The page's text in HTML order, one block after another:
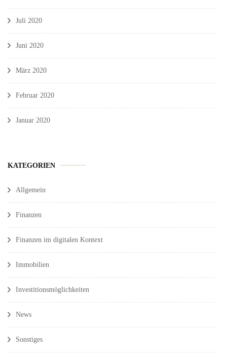
Juli 2020
Juni 2020
März 2020
Februar 2020
Januar 2020
KATEGORIEN
Allgemein
Finanzen
Finanzen im digitalen Kontext
Immobilien
Investitionsmöglichkeiten
News
Sonstiges